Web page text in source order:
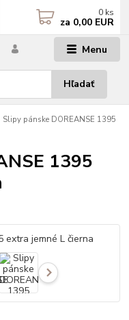
Menu
Hľadať
0 ks
za 0,00 EUR
Slipy pánske DOREANSE 1395
1395